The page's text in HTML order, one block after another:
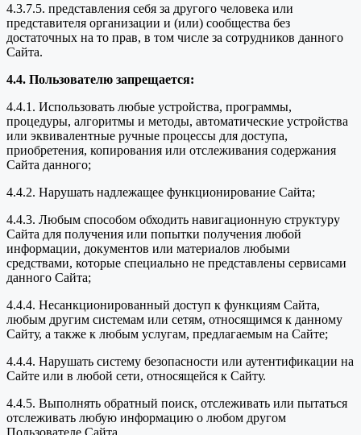
4.3.7.5. представления себя за другого человека или
представителя организации и (или) сообщества без
достаточных на то прав, в том числе за сотрудников данного
Сайта.
4.4. Пользователю запрещается:
4.4.1. Использовать любые устройства, программы,
процедуры, алгоритмы и методы, автоматические устройства
или эквивалентные ручные процессы для доступа,
приобретения, копирования или отслеживания содержания
Сайта данного;
4.4.2. Нарушать надлежащее функционирование Сайта;
4.4.3. Любым способом обходить навигационную структуру
Сайта для получения или попытки получения любой
информации, документов или материалов любыми
средствами, которые специально не представлены сервисами
данного Сайта;
4.4.4. Несанкционированный доступ к функциям Сайта,
любым другим системам или сетям, относящимся к данному
Сайту, а также к любым услугам, предлагаемым на Сайте;
4.4.4. Нарушать систему безопасности или аутентификации на
Сайте или в любой сети, относящейся к Сайту.
4.4.5. Выполнять обратный поиск, отслеживать или пытаться
отслеживать любую информацию о любом другом
Пользователе Сайта.